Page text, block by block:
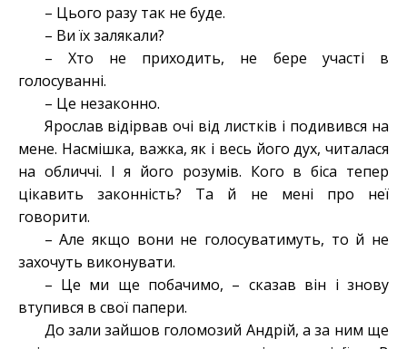
– Цього разу так не буде.
– Ви їх залякали?
– Хто не приходить, не бере участі в
голосуванні.
– Це незаконно.
Ярослав відірвав очі від листків і подивився на
мене. Насмішка, важка, як і весь його дух, читалася
на обличчі. І я його розумів. Кого в біса тепер
цікавить законність? Та й не мені про неї
говорити.
– Але якщо вони не голосуватимуть, то й не
захочуть виконувати.
– Це ми ще побачимо, – сказав він і знову
втупився в свої папери.
До зали зайшов голомозий Андрій, а за ним ще